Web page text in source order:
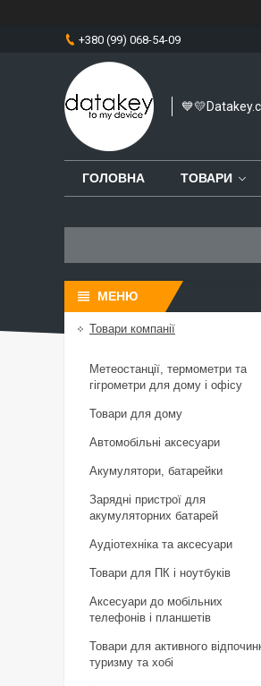
+380 (99) 068-54-09
ГОЛОВНА ТОВАРИ
Товари компанії
Метеостанції, термометри та
гігрометри для дому і офісу
Товари для дому
Автомобільні аксесуари
Акумулятори, батарейки
Зарядні пристрої для
акумуляторних батарей
Аудіотехніка та аксесуари
Товари для ПК і ноутбуків
Аксесуари до мобільних
телефонів і планшетів
Товари для активного
туризму та хобі